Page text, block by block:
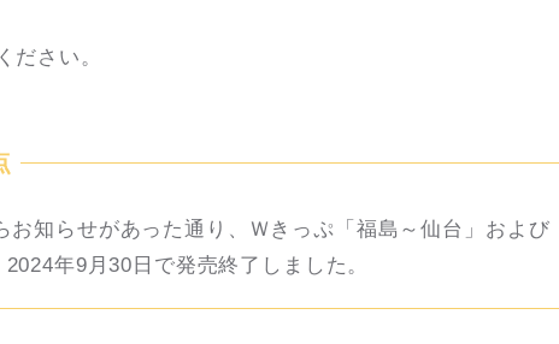
ださい。
お知らせがあった通り、Ｗきっぷ「福島～仙台」および
年9月30日で発売終了しました。